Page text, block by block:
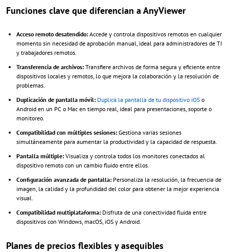
Funciones clave que diferencian a AnyViewer
Acceso remoto desatendido: Accede y controla dispositivos remotos en cualquier
momento sin necesidad de aprobación manual, ideal para administradores de TI
y trabajadores remotos.
Transferencia de archivos: Transfiere archivos de forma segura y eficiente entre
dispositivos locales y remotos, lo que mejora la colaboración y la resolución de
problemas.
Duplicación de pantalla móvil: Duplica la pantalla de tu dispositivo iOS o
Android en un PC o Mac en tiempo real, ideal para presentaciones, soporte o
monitoreo.
Compatibilidad con múltiples sesiones: Gestiona varias sesiones
simultáneamente para aumentar la productividad y la capacidad de respuesta.
Pantalla múltiple: Visualiza y controla todos los monitores conectados al
dispositivo remoto con un cambio fluido entre ellos.
Configuración avanzada de pantalla: Personaliza la resolución, la frecuencia de
imagen, la calidad y la profundidad del color para obtener la mejor experiencia
visual.
Compatibilidad multiplataforma: Disfruta de una conectividad fluida entre
dispositivos con Windows, macOS, iOS y Android.
Planes de precios flexibles y asequibles